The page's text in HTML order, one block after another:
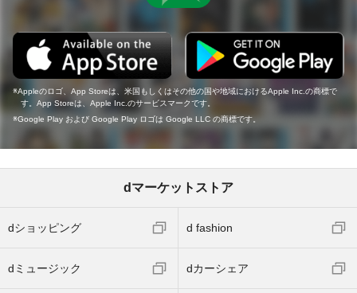
Appleのロゴ、App Storeは、米国もしくはその他の国や地域におけるApple Inc.の商標で
す。App Storeは、Apple Inc.のサービスマークです。
Google Play および Google Play ロゴは Google LLC の商標です。
dマーケットストア
dショッピング d fashion
dミュージック dカーシェア